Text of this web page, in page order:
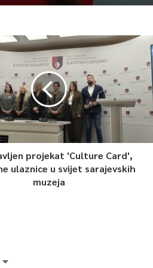
projekat 'Culture Card',
ulaznice u svijet sarajevskih
muzeja